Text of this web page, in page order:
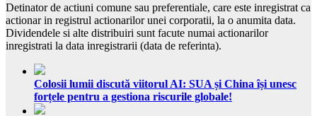
Detinator de actiuni comune sau preferentiale, care este inregistrat ca
actionar in registrul actionarilor unei corporatii, la o anumita data.
Dividendele si alte distribuiri sunt facute numai actionarilor
inregistrati la data inregistrarii (data de referinta).
Colosii lumii discută viitorul AI: SUA și China își unesc
forțele pentru a gestiona riscurile globale!